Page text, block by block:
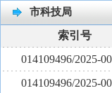
市科技局
索引号
014109496/2025-
014109496/2025-